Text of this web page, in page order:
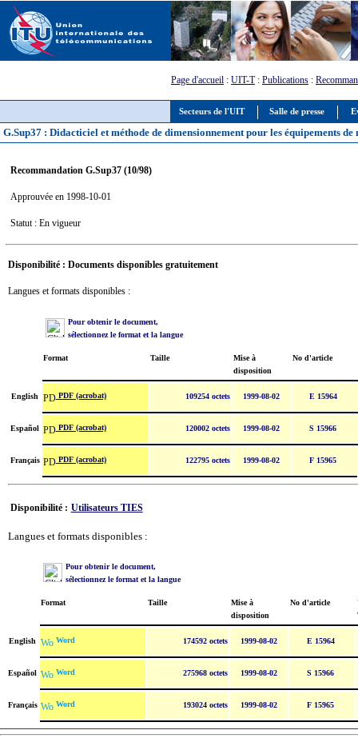
Secteurs de l'UIT Salle de presse
Page d'accueil : UIT-T: Publications :
G.Sup37 : Didacticiel et méthode de dimensionnement pour les équipements
Recommandation G.Sup37 (10/98)
Approuvée en 1998-10-01
Statut : En vigueur
Disponibilité : Documents disponibles gratuitement
Langues et formats disponibles :
Pour obtenir le document,
sélectionnez le format et la langue
Format Taille
Mise à
disposition
No d'article
English PDF (acrobat) 109254 octets 1999-08-02 E 15964
Español PDF (acrobat) 120002 octets 1999-08-02 S 15966
Français PDF (acrobat) 122795 octets 1999-08-02 F 15965
Disponibilité : Utilisateurs TIES
Langues et formats disponibles :
Pour obtenir le document,
sélectionnez le format et la langue
Format Taille
Mise à
disposition
No d'article
English Word 174592 octets 1999-08-02 E 15964
Español Word 275968 octets 1999-08-02 S 15966
Français Word 193024 octets 1999-08-02 F 15965